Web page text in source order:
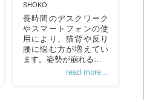
SHOKO
長時間のデスクワーク
やスマートフォンの使
用により、猫背や反り
腰に悩む方が増えてい
ます。姿勢が崩れる…
read more...